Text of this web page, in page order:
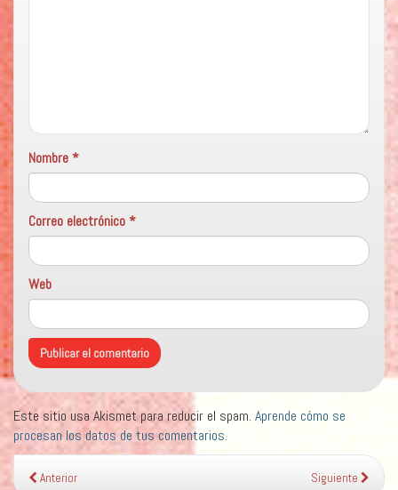
Nombre *
Correo electrónico *
Web
Este sitio usa Akismet para reducir el spam. Aprende cómo se
procesan los datos de tus comentarios.
Anterior Siguiente